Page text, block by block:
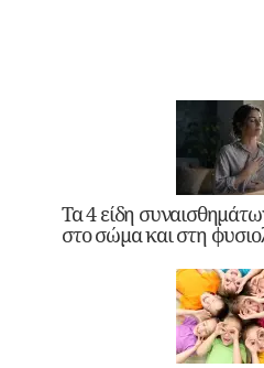
Τα 4 είδη
στο σώμα και στη